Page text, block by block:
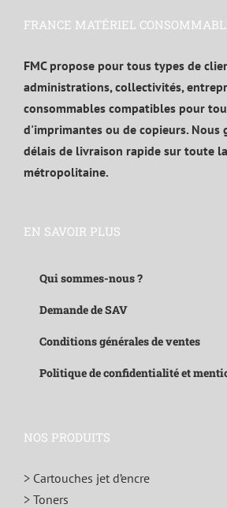
FRANCE MATÉRIEL
FMC propose pour tous types de
administrations, collectivités,
consommables compatibles pour
d'imprimantes ou de copieurs. Nous
délais de livraison rapide sur toute
métropolitaine.
EN SAVOIR PLUS
Qui sommes-nous ?
Demande de SAV
Conditions générales de ventes
Politique de confidentialité et
NOS PRODUITS
> Cartouches jet d’encre
> Toners